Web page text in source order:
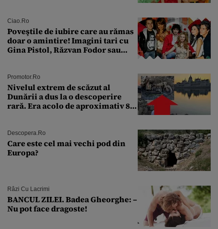
Ciao.ro
Poveştile de iubire care au rămas
doar o amintire! Imagini tari cu
Gina Pistol, Răzvan Fodor sau
Promotor.ro
Nivelul extrem de scăzut al
Dunării a dus la o descoperire
rară. Era acolo de aproximativ 80
Descopera.ro
Care este cel mai vechi pod din
Europa?
Râzi Cu Lacrimi
BANCUL ZILEI. Badea Gheorghe: –
Nu pot face dragoste!